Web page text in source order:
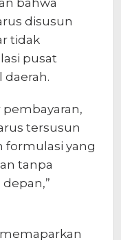
disusun
tidak
pusat
daerah.
pembayaran,
tersusun
formulasi yang
tanpa